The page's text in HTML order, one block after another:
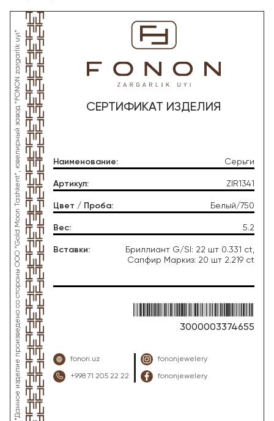
*Данное изделие произведено со стороны OOO “Gold Moon Tashkent”, ювелирный завод “FONON zargarlik uyi” СЕРТИФИКАТ ИЗДЕЛИЯ
Наименование: Серьги
Артикул: ZIR1341
Цвет / Проба: Белый/750
Вес: 5.2
Вставки:
Бриллиант G/SI: 22 шт 0.331 ct,
Сапфир Маркиз: 20 шт 2.219 ct
3000003374655
fonon.uz
+998 71 205 22 22
fononjewelery
fononjewelery